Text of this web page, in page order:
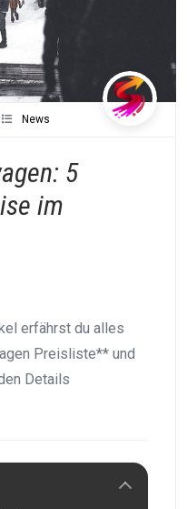
News
5
im
erfährst du alles
Preisliste** und
Details